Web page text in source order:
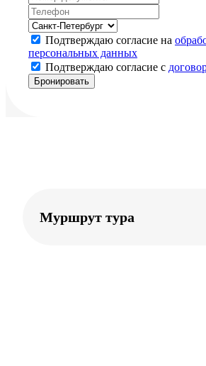
Подтверждаю согласие на
персональных данных
Подтверждаю согласие с
Муршрут тура